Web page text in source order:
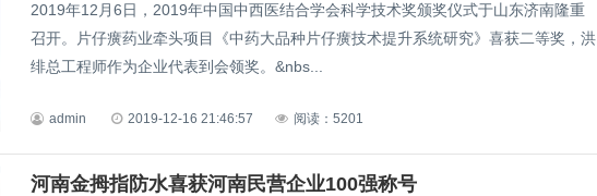
2019年12月6日，2019年中国中西医结合学会科学技术奖颁奖仪式于山东济南隆重
召开。片仔癀药业牵头项目《中药大品种片仔癀技术提升系统研究》喜获二等奖，洪
绯总工程师作为企业代表到会领奖。&nbs...
admin 2019-12-16 21:46:57 阅读：5201
河南金拇指防水喜获河南民营企业100强称号